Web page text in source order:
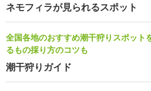
ネモフィラが見られるスポット
全国各地のおすすめ潮干狩りスポット
るもの採り方のコツも
潮干狩りガイド